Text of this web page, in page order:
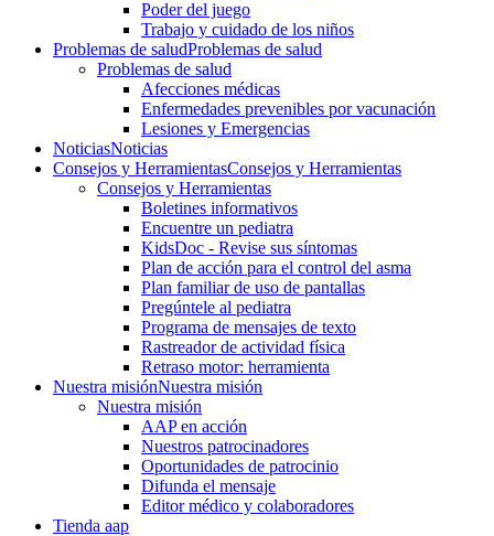
Poder del juego
Trabajo y cuidado de los niños
Problemas de saludProblemas de salud
Problemas de salud
Afecciones médicas
Enfermedades prevenibles por vacunación
Lesiones y Emergencias
NoticiasNoticias
Consejos y HerramientasConsejos y Herramientas
Consejos y Herramientas
Boletines informativos
Encuentre un pediatra
KidsDoc - Revise sus síntomas
Plan de acción para el control del asma
Plan familiar de uso de pantallas
Pregúntele al pediatra
Programa de mensajes de texto
Rastre​​ador de activida​d física
Retraso motor: herramienta
Nuestra misiónNuestra misión
Nuestra misión
AAP en acción
Nuestros patrocinadores
Oportunidades de patrocinio
Difunda el mensaje
Editor médico y colaboradores
Tienda aap